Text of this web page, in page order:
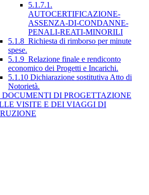
5.1.7.1.
AUTOCERTIFICAZIONE-
ASSENZA-DI-CONDANNE-
PENALI-REATI-MINORILI
5.1.8_Richiesta di rimborso per minute
spese.
5.1.9_Relazione finale e rendiconto
economico dei Progetti e Incarichi.
5.1.10 Dichiarazione sostitutiva Atto di
Notorietà.
DOCUMENTI DI PROGETTAZIONE
VISITE E DEI VIAGGI DI